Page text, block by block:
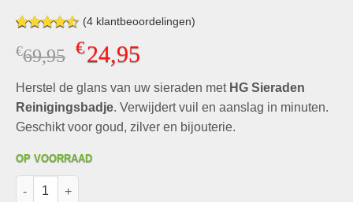
Gewaardeerd
4.50op 5
gebaseerd
waarderingen
(4klantbeoordelingen)
€69,95 Oorspronkelijke
was:
€69,95.
€24,95Huidige
is:
€24,95.
Herstel de glans van uw sieraden met HG Sieraden
Reinigingsbadje. Verwijdert vuil en aanslag in minuten.
Geschikt voor goud, zilver en bijouterie.
OP VOORRAAD
HG Sieraden Reinigingsbadje 6x300ml Glansherstellend aantal